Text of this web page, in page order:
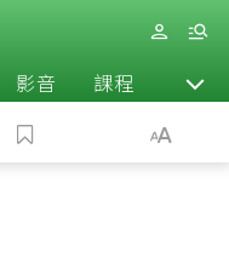
影音 課程 退休